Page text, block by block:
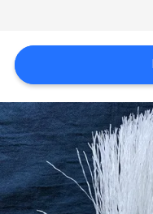
EIN
ZITAT
SITEMAP
PRIVACY
POLICY